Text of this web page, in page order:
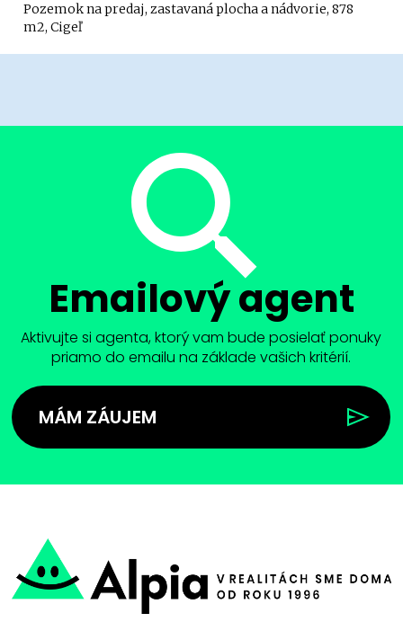
Pozemok na predaj, zastavaná plocha a nádvorie, 878
m2, Cigeľ
Emailový agent
Aktivujte si agenta, ktorý vam bude posielať ponuky
priamo do emailu na základe vašich kritérií.
MÁM ZÁUJEM